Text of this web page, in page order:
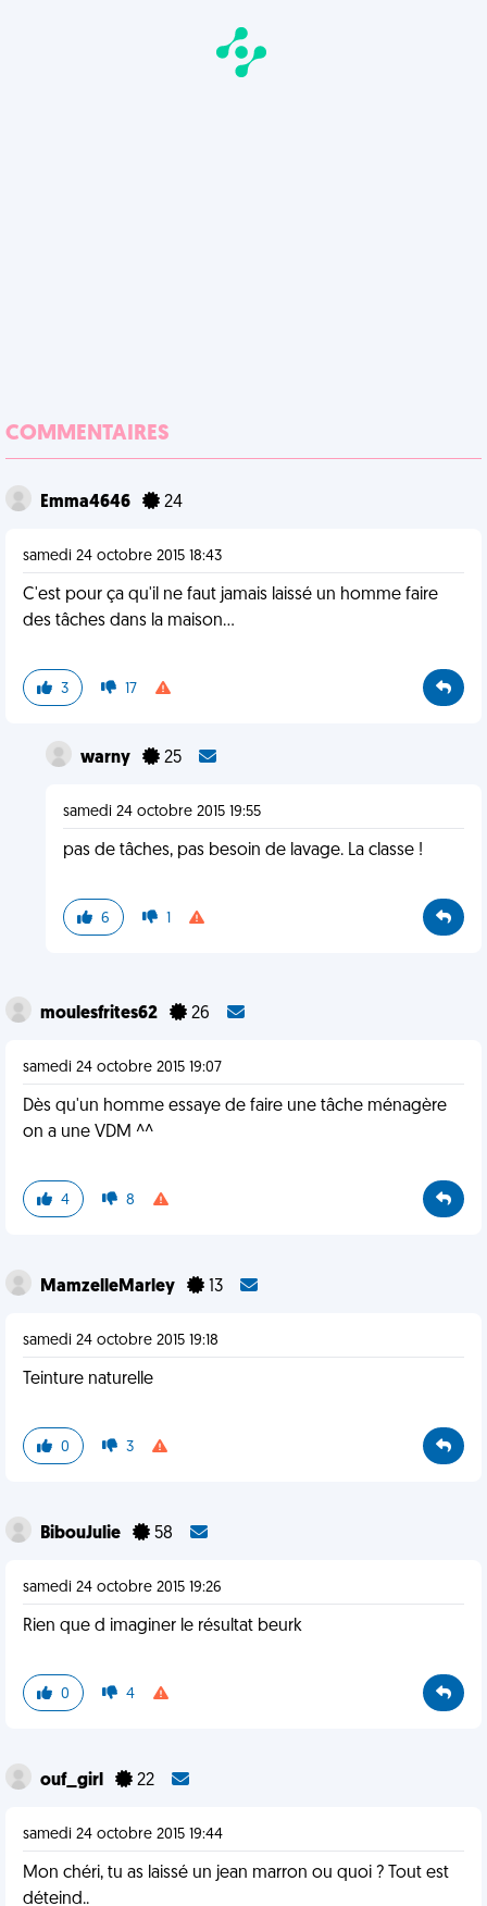
COMMENTAIRES
Emma4646 24
samedi 24 octobre 2015 18:43
C'est pour ça qu'il ne faut jamais laissé un homme faire
des tâches dans la maison...
3 17
warny 25
samedi 24 octobre 2015 19:55
pas de tâches, pas besoin de lavage. La classe !
6 1
moulesfrites62 26
samedi 24 octobre 2015 19:07
Dès qu'un homme essaye de faire une tâche ménagère
on a une VDM ^^
4 8
MamzelleMarley 13
samedi 24 octobre 2015 19:18
Teinture naturelle
0 3
BibouJulie 58
samedi 24 octobre 2015 19:26
Rien que d imaginer le résultat beurk
0 4
ouf_girl 22
samedi 24 octobre 2015 19:44
Mon chéri, tu as laissé un jean marron ou quoi ? Tout est
déteind..